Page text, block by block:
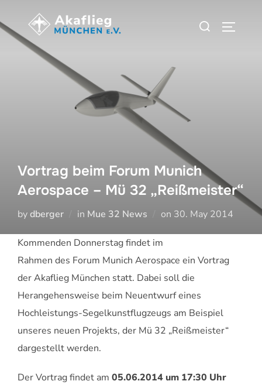
Inhalt
springen
Suchen
Vortrag beim Forum Munich
Aerospace – Mü 32 „Reißmeister“
bydberger in Mue 32 News on Veröffentlicht
30. May 2014
Kommenden Donnerstag findet im
Rahmen des Forum Munich Aerospace ein Vortrag
der Akaflieg München statt. Dabei soll die
Herangehensweise beim Neuentwurf eines
Hochleistungs-Segelkunstflugzeugs am Beispiel
unseres neuen Projekts, der Mü 32 „Reißmeister“
dargestellt werden.
Der Vortrag findet am 05.06.2014 um 17:30 Uhr